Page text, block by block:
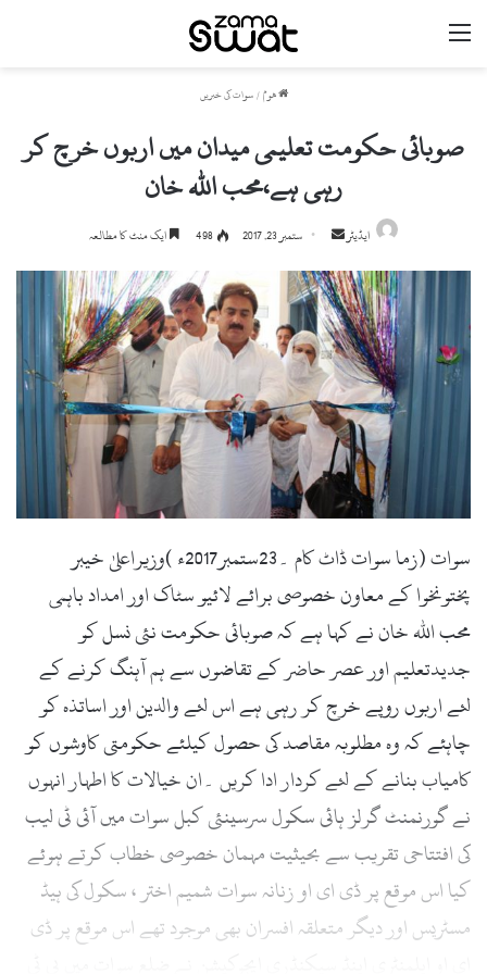
ھوم / سوات کی خبریں
صوبائی حکومت تعلیمی میدان میں اربوں خرچ کر
رہی ہے،محب اللہ خان
ایڈیٹر
n
d
a
n
e
m
i
ستمبر 23, 2017 498 ایک منٹ کا مطالعہ
سوات (زما سوات ڈاٹ کام ۔23ستمبر2017ء )وزیراعلیٰ خیبر
پختونخوا کے معاون خصوصی برائے لائیو سٹاک اور امداد باہمی
محب اللہ خان نے کہا ہے کہ صوبائی حکومت نئی نسل کو
جدیدتعلیم اور عصر حاضر کے تقاضوں سے ہم آہنگ کرنے کے
لئے اربوں روپے خرچ کر رہی ہے اس لئے والدین اور اساتذہ کو
چاہئے کہ وہ مطلوبہ مقاصد کی حصول کیلئے حکومتی کاوشوں کو
کامیاب بنانے کے لئے کردار ادا کریں ۔ان خیالات کا اطہار انہوں
نے گورنمنٹ گرلز ہائی سکول سرسینئی کبل سوات میں آئی ٹی لیب
کی افتتاحی تقریب سے بحیثیت مہمان خصوصی خطاب کرتے ہوئے
کیا اس موقع پر ڈی ای او زنانہ سوات شمیم اختر ، سکول کی ہیڈ
مسٹریس اور دیگر متعلقہ افسران بھی موجود تھے اس موقع پر ڈی